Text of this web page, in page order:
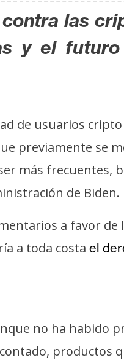
las
y el
de usuarios cripto
previamente se
más frecuentes,
de Biden.
a favor
a toda costa el
no ha habido
productos